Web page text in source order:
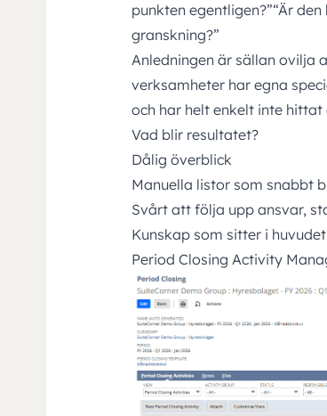
punkten egentligen?”“Är
granskning?”
Anledningen är sällan ovilja
verksamheter har egna
och har helt enkelt inte
Vad blir resultatet?
Dålig överblick
Manuella listor som snabbt
Svårt att följa upp ansvar,
Kunskap som sitter i
Period Closing Activity